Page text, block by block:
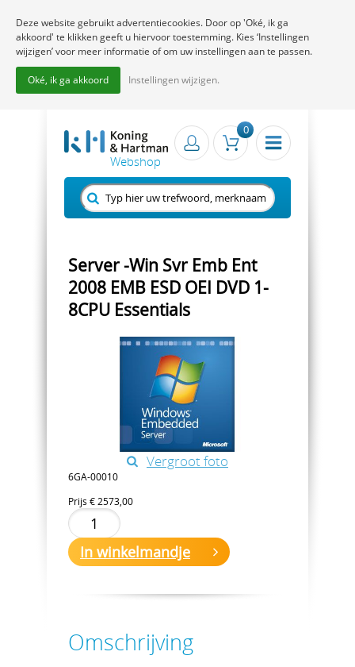
0
Server -Win Svr Emb Ent
2008 EMB ESD OEI DVD 1-
8CPU Essentials
Vergroot foto
6GA-00010
Prijs € 2573,00
In winkelmandje
Omschrijving
Deze website gebruikt advertentiecookies. Door op 'Oké, ik ga
akkoord' te klikken geeft u hiervoor toestemming. Kies ‘Instellingen
wijzigen’ voor meer informatie of om uw instellingen aan te passen.
Oké, ik ga akkoord Instellingen wijzigen.